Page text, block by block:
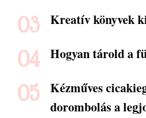
Kreatív könyvek
Hogyan tárold a
Kézműves
dorombolás a